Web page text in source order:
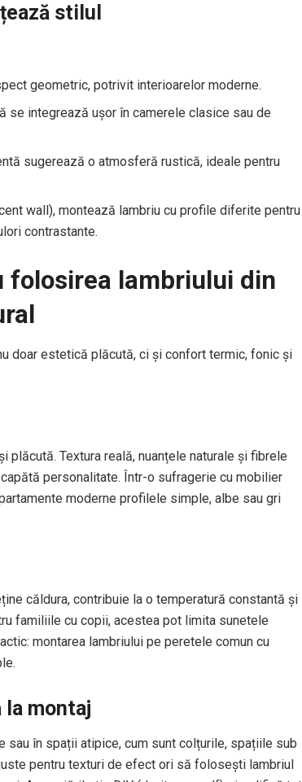
stilul
geometric, potrivit interioarelor moderne.
se integrează ușor în camerele clasice sau de
sugerează o atmosferă rustică, ideale pentru
wall), montează lambriu cu profile diferite pentru
contrastante.
lambriului din
doar estetică plăcută, ci și confort termic, fonic și
Textura reală, nuanțele naturale și fibrele
personalitate. Într-o sufragerie cu mobilier
moderne profilele simple, albe sau gri
căldura, contribuie la o temperatură constantă și
familiile cu copii, acestea pot limita sunetele
montarea lambriului pe peretele comun cu
la montaj
sau în spații atipice, cum sunt colțurile, spațiile sub
pentru texturi de efect ori să folosești lambriul